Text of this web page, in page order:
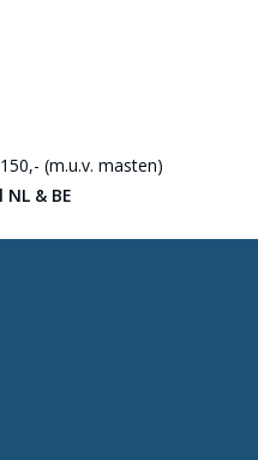
(m.u.v. masten)
& BE